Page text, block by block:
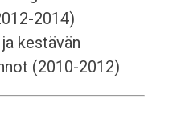
2014)
kestävän
(2010-2012)